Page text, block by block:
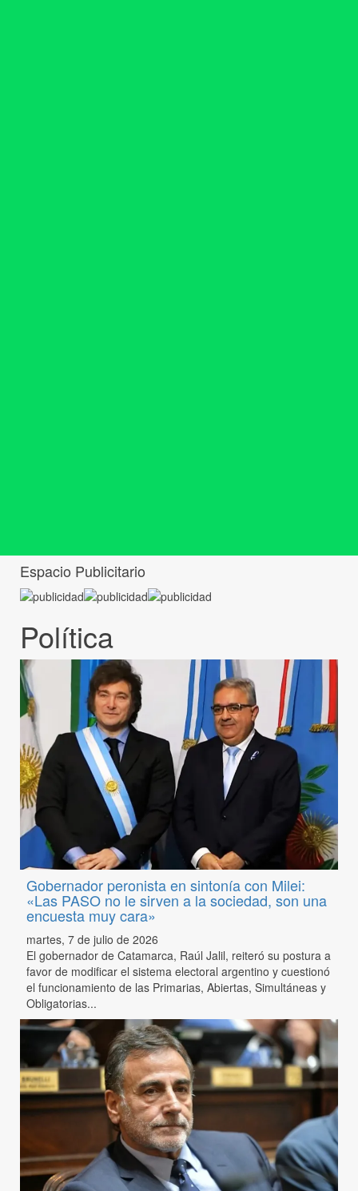
Espacio Publicitario
Política
Gobernador peronista en sintonía con Milei:
«Las PASO no le sirven a la sociedad, son una
encuesta muy cara»
martes, 7 de julio de 2026
El gobernador de Catamarca, Raúl Jalil, reiteró su postura a
favor de modificar el sistema electoral argentino y cuestionó
el funcionamiento de las Primarias, Abiertas, Simultáneas y
Obligatorias...